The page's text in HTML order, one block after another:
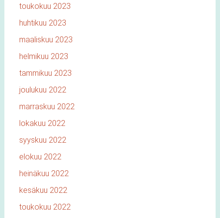
toukokuu 2023
huhtikuu 2023
maaliskuu 2023
helmikuu 2023
tammikuu 2023
joulukuu 2022
marraskuu 2022
lokakuu 2022
syyskuu 2022
elokuu 2022
heinäkuu 2022
kesäkuu 2022
toukokuu 2022